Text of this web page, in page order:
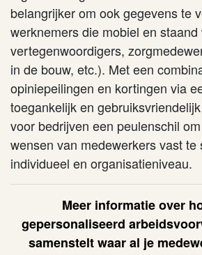
belangrijker om ook gegevens te
werknemers die mobiel en
vertegenwoordigers,
in de bouw, etc.). Met een
opiniepeilingen en kortingen via
toegankelijk en gebruiksvriendelijk
voor bedrijven een peulenschil
wensen van medewerkers vast te
individueel en organisatieniveau.
Meer informatie over
gepersonaliseerd
samenstelt waar al je